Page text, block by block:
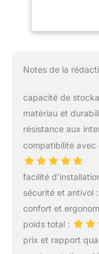
Notes de la
capacité de
matériau et
résistance aux
compatibilité avec
facilité
sécurité et antivol :
confort et
poids total :
prix et rapport